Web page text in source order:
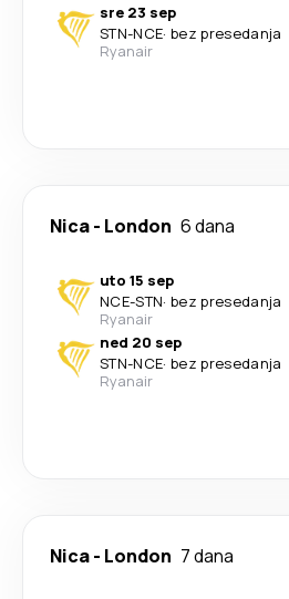
sre 23 sep
STN-NCE· bez presedanja
Ryanair
Nica- London 6 dana
uto 15 sep
NCE-STN· bez presedanja
Ryanair
ned 20 sep
STN-NCE· bez presedanja
Ryanair
Nica- London 7 dana